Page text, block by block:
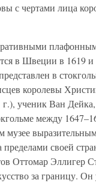
с чертами лица
в Швеции в 1619 и
в
королевы
ученик Ван
между
музее
своей
Оттомар Эллигер
за границу. Он